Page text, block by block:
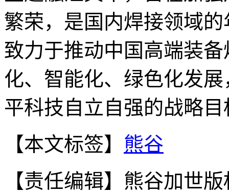
繁荣，是国内焊接领域
致力于推动中国高端装
化、智能化、绿色化发
平科技自立自强的战略
【本文标签】 熊谷
【责任编辑】 熊谷加世